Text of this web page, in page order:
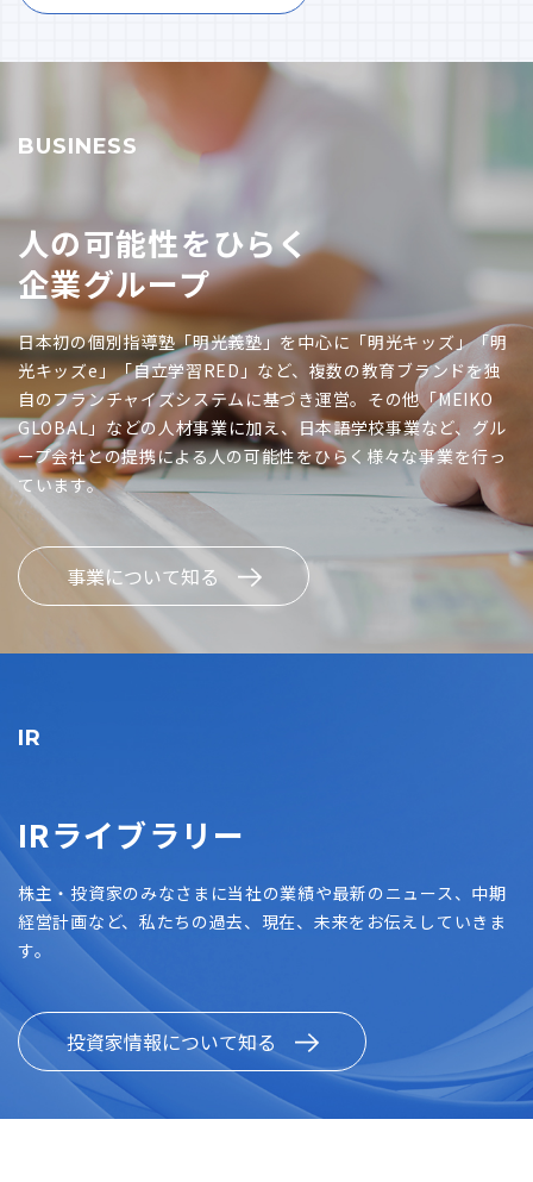
BUSINESS
人の可能性をひらく
企業グループ
日本初の個別指導塾「明光義塾」を中心に「明光キッズ」「明
光キッズe」「自立学習RED」など、複数の教育ブランドを独
自のフランチャイズシステムに基づき運営。その他「MEIKO
GLOBAL」などの人材事業に加え、日本語学校事業など、グル
ープ会社との提携による人の可能性をひらく様々な事業を行っ
ています。
事業について知る
IR
IRライブラリー
株主・投資家のみなさまに当社の業績や最新のニュース、中期
経営計画など、私たちの過去、現在、未来をお伝えしていきま
す。
投資家情報について知る